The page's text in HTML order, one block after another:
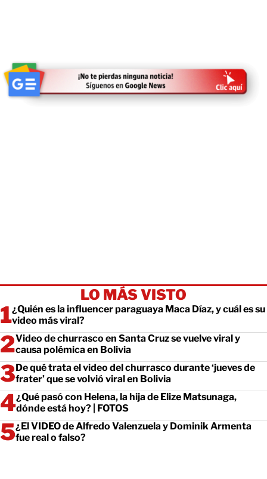
LO MÁS VISTO
¿Quién es la influencer paraguaya Maca Díaz, y cuál es su
video más viral?
Video de churrasco en Santa Cruz se vuelve viral y
causa polémica en Bolivia
De qué trata el video del churrasco durante ‘jueves de
frater’ que se volvió viral en Bolivia
¿Qué pasó con Helena, la hija de Elize Matsunaga,
dónde está hoy? | FOTOS
¿El VIDEO de Alfredo Valenzuela y Dominik Armenta
fue real o falso?